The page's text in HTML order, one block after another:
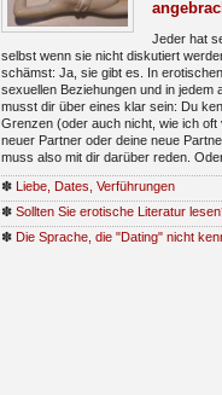
Jeder hat
selbst wenn sie nicht diskutiert
schämst: Ja, sie gibt es. In
sexuellen Beziehungen und in jedem
musst dir über eines klar sein: Du
Grenzen (oder auch nicht, wie ich oft
neuer Partner oder deine neue
muss also mit dir darüber reden.
✽ Liebe, Dates, Verführungen
✽ Sollten Sie erotische Literatur
✽ Die Sprache, die "Dating" nicht